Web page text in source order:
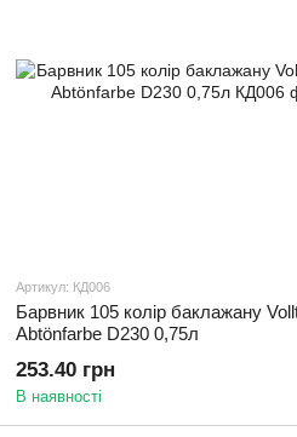
Артикул: КД006
Барвник 105 колір баклажану
Abtönfarbe D230 0,75л
253.40 грн
В наявності